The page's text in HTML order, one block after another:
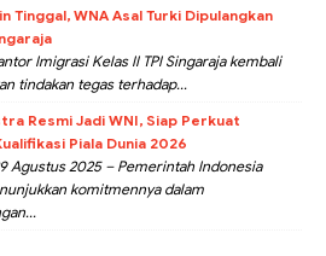
Tinggal, WNA Asal Turki Dipulangkan
Imigrasi Kelas II TPI Singaraja kembali
tindakan tegas terhadap...
Resmi Jadi WNI, Siap Perkuat
Piala Dunia 2026
Agustus 2025 – Pemerintah Indonesia
komitmennya dalam